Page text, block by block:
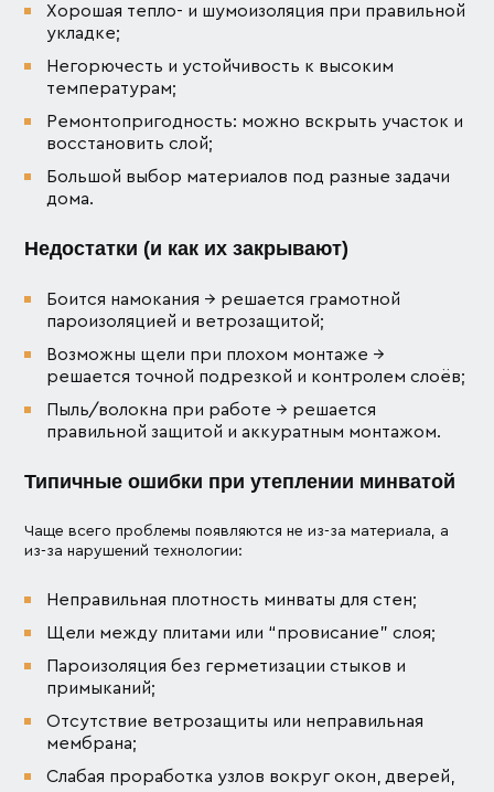
Хорошая тепло- и шумоизоляция при правильной
укладке;
Негорючесть и устойчивость к высоким
температурам;
Ремонтопригодность: можно вскрыть участок и
восстановить слой;
Большой выбор материалов под разные задачи
дома.
Недостатки (и как их закрывают)
Боится намокания → решается грамотной
пароизоляцией и ветрозащитой;
Возможны щели при плохом монтаже →
решается точной подрезкой и контролем слоёв;
Пыль/волокна при работе → решается
правильной защитой и аккуратным монтажом.
Типичные ошибки при утеплении минватой
Чаще всего проблемы появляются не из-за материала, а
из-за нарушений технологии:
Неправильная плотность минваты для стен;
Щели между плитами или “провисание” слоя;
Пароизоляция без герметизации стыков и
примыканий;
Отсутствие ветрозащиты или неправильная
мембрана;
Слабая проработка узлов вокруг окон, дверей,